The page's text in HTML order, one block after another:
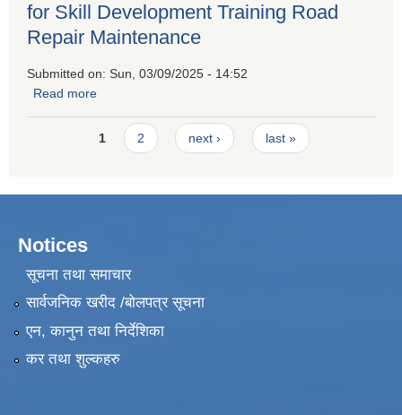
for Skill Development Training Road
Repair Maintenance
Submitted on: Sun, 03/09/2025 - 14:52
Read more
Pages1 2 next › last »
Notices
सूचना तथा समाचार
सार्वजनिक खरीद /बोलपत्र सूचना
एन, कानुन तथा निर्देशिका
कर तथा शुल्कहरु